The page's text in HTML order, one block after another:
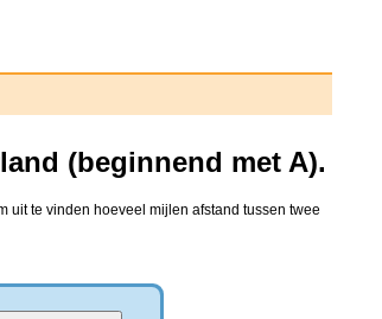
(beginnend met A).
uit te vinden hoeveel mijlen afstand tussen twee